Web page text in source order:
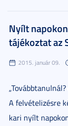
Nyílt
tájékoztat az
2015. január 09.
A felvételizésre
kari nyílt